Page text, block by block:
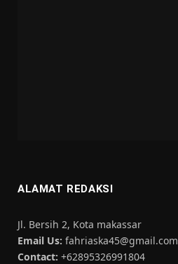
ALAMAT REDAKSI
Jl. Bersih 2, Kota makassar
Email Us: fahriaska45@gmail.com
Contact: +62895326991804